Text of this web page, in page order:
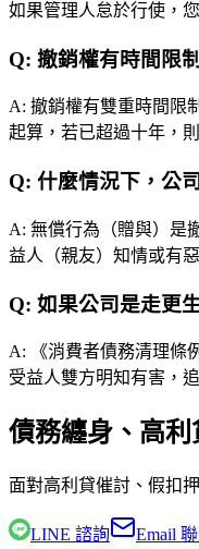
如果管理人怠於行使，
Q: 撤銷權有時間限
A: 撤銷權有雙重時間限
起算，若已超過十年，
Q: 什麼情況下，公
A: 無償行為（贈與）是
益人（親友）知情或有
Q: 如果公司是走更
A:
《消費者債務清理
受益人雙方明知有害，
債務纏身、高
面對高利貸催討、假扣
LINE 諮詢 Email